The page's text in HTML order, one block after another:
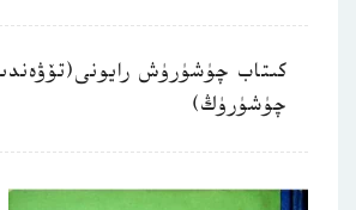
كىتاب چۈشۈرۈش
چۈشۈرۈڭ)